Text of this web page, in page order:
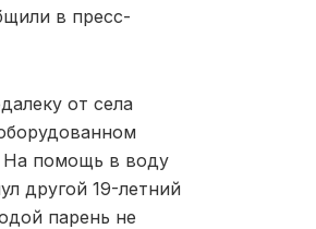
в пресс-
от села
На помощь в воду
другой 19-летний
парень не